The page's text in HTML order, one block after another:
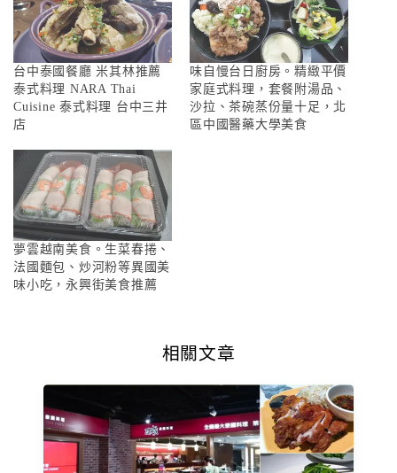
台中泰國餐廳 米其林推薦
泰式料理 NARA Thai
Cuisine 泰式料理 台中三井
店
味自慢台日廚房。精緻平價
家庭式料理，套餐附湯品、
沙拉、茶碗蒸份量十足，北
區中國醫藥大學美食
夢雲越南美食。生菜春捲、
法國麵包、炒河粉等異國美
味小吃，永興街美食推薦
相關文章